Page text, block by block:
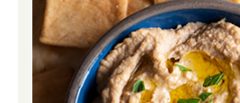
draußen zu
Gewinn!